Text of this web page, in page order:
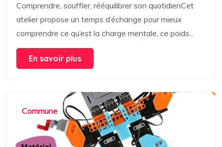
Comprendre, souffler, rééquilibrer son quotidienCet
atelier propose un temps d’échange pour mieux
comprendre ce qu’est la charge mentale, ce poids...
En savoir plus
Commune